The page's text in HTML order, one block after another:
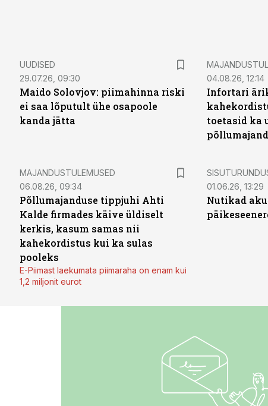
UUDISED
29.07.26, 09:30
Maido Solovjov: piimahinna riski
ei saa lõputult ühe osapoole
kanda jätta
04.08.26, 12:14
Infortari
toetasid ka
MAJANDUSTULEMUSED
06.08.26, 09:34
Põllumajanduse tippjuhi Ahti
Kalde firmades käive üldiselt
kerkis, kasum samas nii
kahekordistus kui ka sulas
pooleks
E-Piimast laekumata piimaraha on enam kui
1,2 miljonit eurot
ST
01.06.26, 13:29
Nutikad